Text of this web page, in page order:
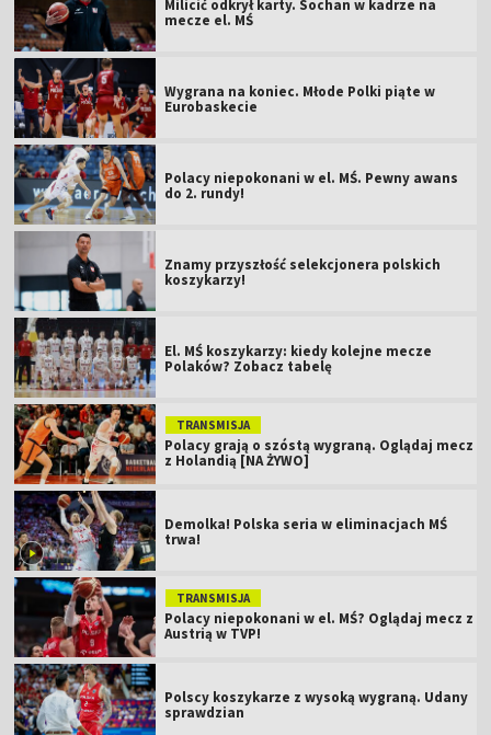
Milicić odkrył karty. Sochan w kadrze na
mecze el. MŚ
Wygrana na koniec. Młode Polki piąte w
Eurobaskecie
Polacy niepokonani w el. MŚ. Pewny awans
do 2. rundy!
Znamy przyszłość selekcjonera polskich
koszykarzy!
El. MŚ koszykarzy: kiedy kolejne mecze
Polaków? Zobacz tabelę
TRANSMISJA
Polacy grają o szóstą wygraną. Oglądaj mecz
z Holandią [NA ŻYWO]
Demolka! Polska seria w eliminacjach MŚ
trwa!
TRANSMISJA
Polacy niepokonani w el. MŚ? Oglądaj mecz z
Austrią w TVP!
Polscy koszykarze z wysoką wygraną. Udany
sprawdzian